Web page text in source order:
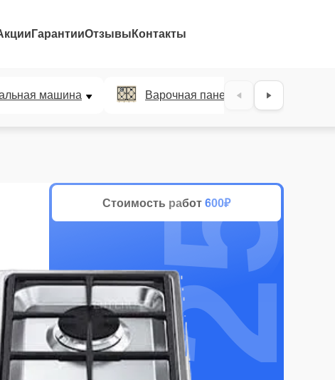
ГарантииОтзывы Контакты
машина Варочная панель
Стоимость работ 600₽
25%